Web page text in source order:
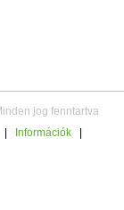
jog fenntartva
Információk